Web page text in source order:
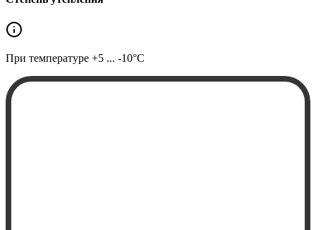
При температуре +5 ... -10°C